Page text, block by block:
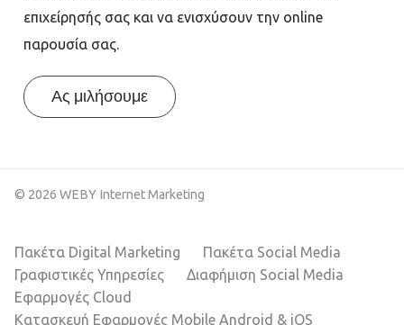
επιχείρησής σας και να ενισχύσουν την online
παρουσία σας.
Ας μιλήσουμε
© 2026 WEBY Internet Marketing
Πακέτα Digital Marketing
Πακέτα Social Media
Γραφιστικές Υπηρεσίες
Διαφήμιση Social Media
Εφαρμογές Cloud
Κατασκευή Εφαρμογές Mobile Android & iOS